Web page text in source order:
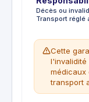
classe
CE QUI
sont pas
Décès ou
Transport réglé
Cette
l'invalidité
médicaux
transport